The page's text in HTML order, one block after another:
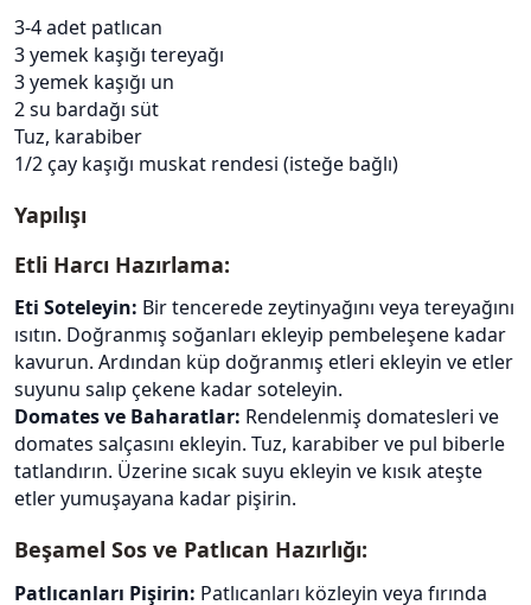
3-4 adet patlıcan
3 yemek kaşığı tereyağı
3 yemek kaşığı un
2 su bardağı süt
Tuz, karabiber
1/2 çay kaşığı muskat rendesi (isteğe bağlı)
Yapılışı
Etli Harcı Hazırlama:
Eti Soteleyin: Bir tencerede zeytinyağını veya tereyağını
ısıtın. Doğranmış soğanları ekleyip pembeleşene kadar
kavurun. Ardından küp doğranmış etleri ekleyin ve etler
suyunu salıp çekene kadar soteleyin.
Domates ve Baharatlar: Rendelenmiş domatesleri ve
domates salçasını ekleyin. Tuz, karabiber ve pul biberle
tatlandırın. Üzerine sıcak suyu ekleyin ve kısık ateşte
etler yumuşayana kadar pişirin.
Beşamel Sos ve Patlıcan Hazırlığı:
Patlıcanları Pişirin: Patlıcanları közleyin veya fırında